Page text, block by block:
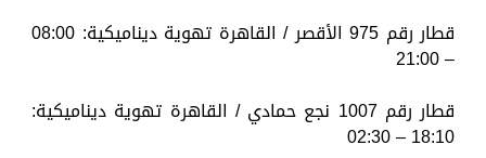
قطار رقم 975 الأقصر / القاهرة تهوية ديناميكية: 08:00
– 21:00
قطار رقم 1007 نجع حمادي / القاهرة تهوية ديناميكية:
18:10 – 02:30